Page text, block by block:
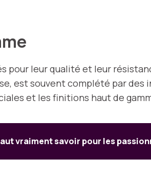
leur qualité et leur
est souvent complété par
et les finitions haut de
vraiment savoir pour les